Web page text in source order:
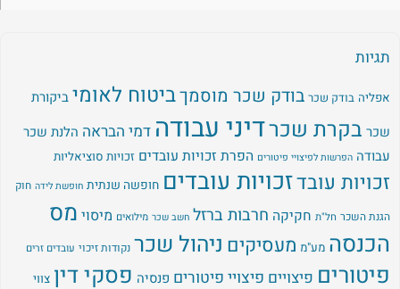
תגיות
אפליה בודק שכר בודק שכר מוסמךביטוח לאומי ביקורת
שכרבקרת שכרדיני עבודהדמי הבראההלנת שכר
עבודה הפרשות לפיצויי פיטורים הפרת זכויות עובדים זכויות סוציאליות
זכויות עובדזכויות עובדים חופשה שנתית חופשת לידה חוק
הגנת השכר חל"ת חקיקהחרבות ברזל חשב שכר מילואים מיסוימס
הכנסה מע"מ מעסיקיםניהול שכר נקודות זיכוי עובדים זרים
פיטוריםפיצוייםפיצויי פיטוריםפנסיהפסקי דין צווי